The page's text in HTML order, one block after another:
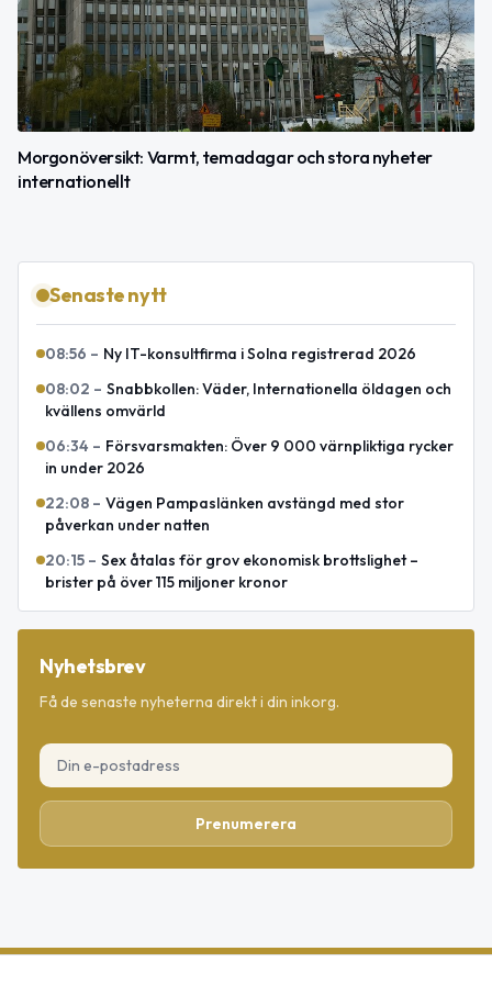
Morgonöversikt: Varmt, temadagar och stora nyheter
internationellt
Senaste nytt
08:56 – Ny IT-konsultfirma i Solna registrerad 2026
08:02 – Snabbkollen: Väder, Internationella öldagen och
kvällens omvärld
06:34 – Försvarsmakten: Över 9 000 värnpliktiga rycker
in under 2026
22:08 – Vägen Pampaslänken avstängd med stor
påverkan under natten
20:15 – Sex åtalas för grov ekonomisk brottslighet –
brister på över 115 miljoner kronor
Nyhetsbrev
Få de senaste nyheterna direkt i din inkorg.
Prenumerera